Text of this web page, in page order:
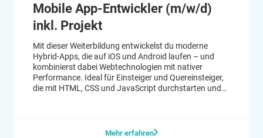
Mobile App-Entwickler (m/w/d)
inkl. Projekt
Mit dieser Weiterbildung entwickelst du moderne
Hybrid-Apps, die auf iOS und Android laufen – und
kombinierst dabei Webtechnologien mit nativer
Performance. Ideal für Einsteiger und Quereinsteiger,
die mit HTML, CSS und JavaScript durchstarten und
Mehr erfahren